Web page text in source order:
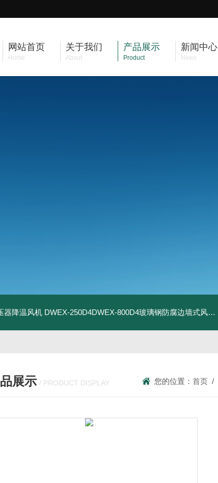
网站首页
Home
关于我们
About
产品展示
Product
新闻中心
News
器降温风机 DWEX-250D4DWEX-800D4玻璃钢防腐边墙式风机
展示 / PRODUCT DISPLAY 您的位置：首页 /